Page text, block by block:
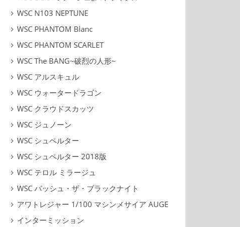
WSC N103 NEPTUNE
WSC PHANTOM Blanc
WSC PHANTOM SCARLET
WSC The BANG~破烈の人形~
WSC アルスキュル
WSC ウォータードラゴン
WSC クラウドスカッツ
WSC ジュノーン
WSC シュペルター
WSC シュペルター 2018版
WSC テロル ミラージュ
WSC バッシュ・ザ・ブラックナイト
アワトレジャー 1/100 マシンメサイア AUGE
インターミッション